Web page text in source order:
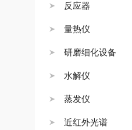
反应器
量热仪
研磨细化设备
水解仪
蒸发仪
近红外光谱